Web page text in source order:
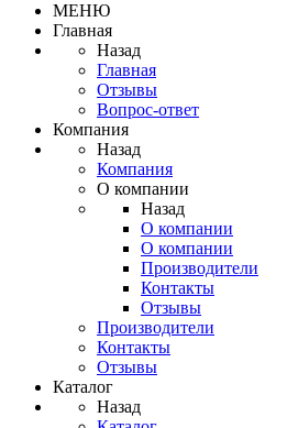
МЕНЮ
Главная
Назад
Главная
Отзывы
Вопрос-ответ
Компания
Назад
Компания
О компании
Назад
О компании
О компании
Производители
Контакты
Отзывы
Производители
Контакты
Отзывы
Каталог
Назад